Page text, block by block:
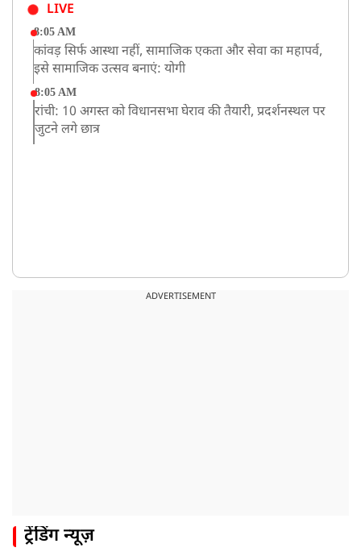
LIVE
8:05 AM
कांवड़ सिर्फ आस्था नहीं, सामाजिक एकता और सेवा का महापर्व,
इसे सामाजिक उत्सव बनाएं: योगी
8:05 AM
रांची: 10 अगस्त को विधानसभा घेराव की तैयारी, प्रदर्शनस्थल पर
जुटने लगे छात्र
ADVERTISEMENT
ट्रेंडिंग न्यूज़